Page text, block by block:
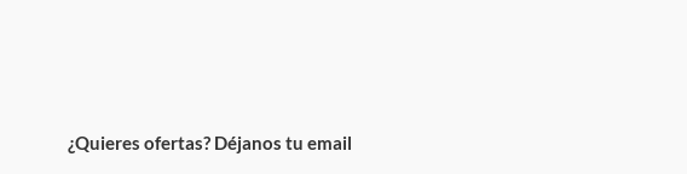
¿Quieres ofertas? Déjanos tu email